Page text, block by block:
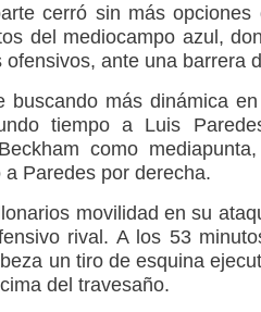
cerró sin más
del mediocampo azul,
ofensivos, ante una barrera
buscando más dinámica
tiempo a Luis
como
a Paredes por derecha.
movilidad en su
rival. A los 53
un tiro de esquina
del travesaño.